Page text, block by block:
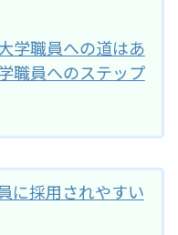
学職員への道はあ
職員へのステップ
に採用されやすい